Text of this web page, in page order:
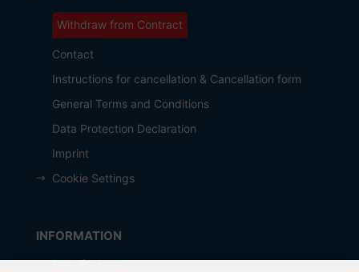
Withdraw from Contract
Contact
Instructions for cancellation & Cancellation form
General Terms and Conditions
Data Protection Declaration
Imprint
Cookie Settings
INFORMATION
Manufacturer